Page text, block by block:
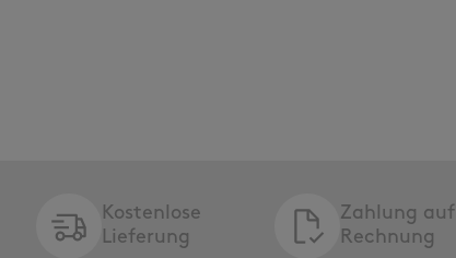
Kostenlose
Lieferung
Zahlung auf
Rechnung